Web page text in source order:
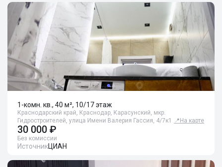
1-комн. кв., 40 м², 10/17 этаж
Краснодарский край, Краснодар, Карасунский, мкр.
Гидростроителей, улица Имени Валерия Гассия, 4/7к1
📍 На карте
30 000 ₽
Без комиссии
ИсточникЦИАН